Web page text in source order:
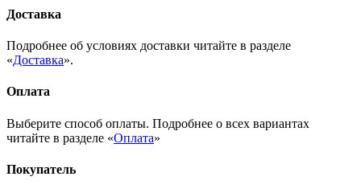
Доставка
Подробнее об условиях доставки читайте в разделе
«Доставка».
Оплата
Выберите способ оплаты. Подробнее о всех вариантах
читайте в разделе «Оплата»
Покупатель